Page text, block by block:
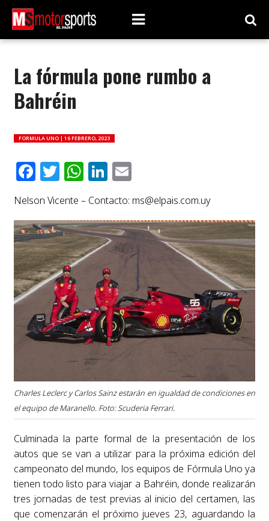
La fórmula pone rumbo a
Bahréin
FORMULA UNO | 16 FEBRERO, 2023
Facebook
Twitter
WhatsApp
LinkedIn
Email
Nelson Vicente – Contacto: ms@elpais.com.uy
Charles Leclerc y Carlos Sainz estarán en igualdad de condiciones en
el equipo de Maranello. Foto: Scuderia Ferrari.
Culminada la parte formal de la presentación de los
autos que se van a utilizar para la próxima edición del
campeonato del mundo, los equipos de Fórmula Uno ya
tienen todo listo para viajar a Bahréin, donde realizarán
tres jornadas de test previas al inicio del certamen, las
que comenzarán el próximo jueves 23, aguardando la